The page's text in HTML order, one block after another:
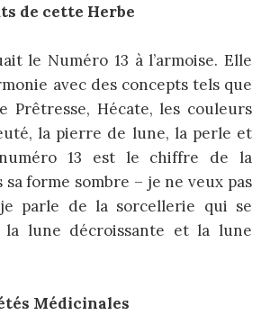
de cette Herbe
le Numéro 13 à l’armoise. Elle
avec des concepts tels que
Prêtresse, Hécate, les couleurs
la pierre de lune, la perle et
13 est le chiffre de la
sa forme sombre – je ne veux pas
parle de la sorcellerie qui se
lune décroissante et la lune
Médicinales